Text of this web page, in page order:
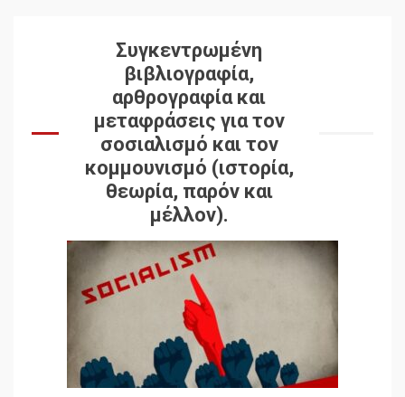
Συγκεντρωμένη
βιβλιογραφία,
αρθρογραφία και
μεταφράσεις για τον
σοσιαλισμό και τον
κομμουνισμό (ιστορία,
θεωρία, παρόν και
μέλλον).
Δωρεάν βιβλίο από το
Documento: Η μεγάλη
ληστεία και ο έλεγχος των
λαών
Η ένδεια της σοσιαλιστικής
σκέψης: Η